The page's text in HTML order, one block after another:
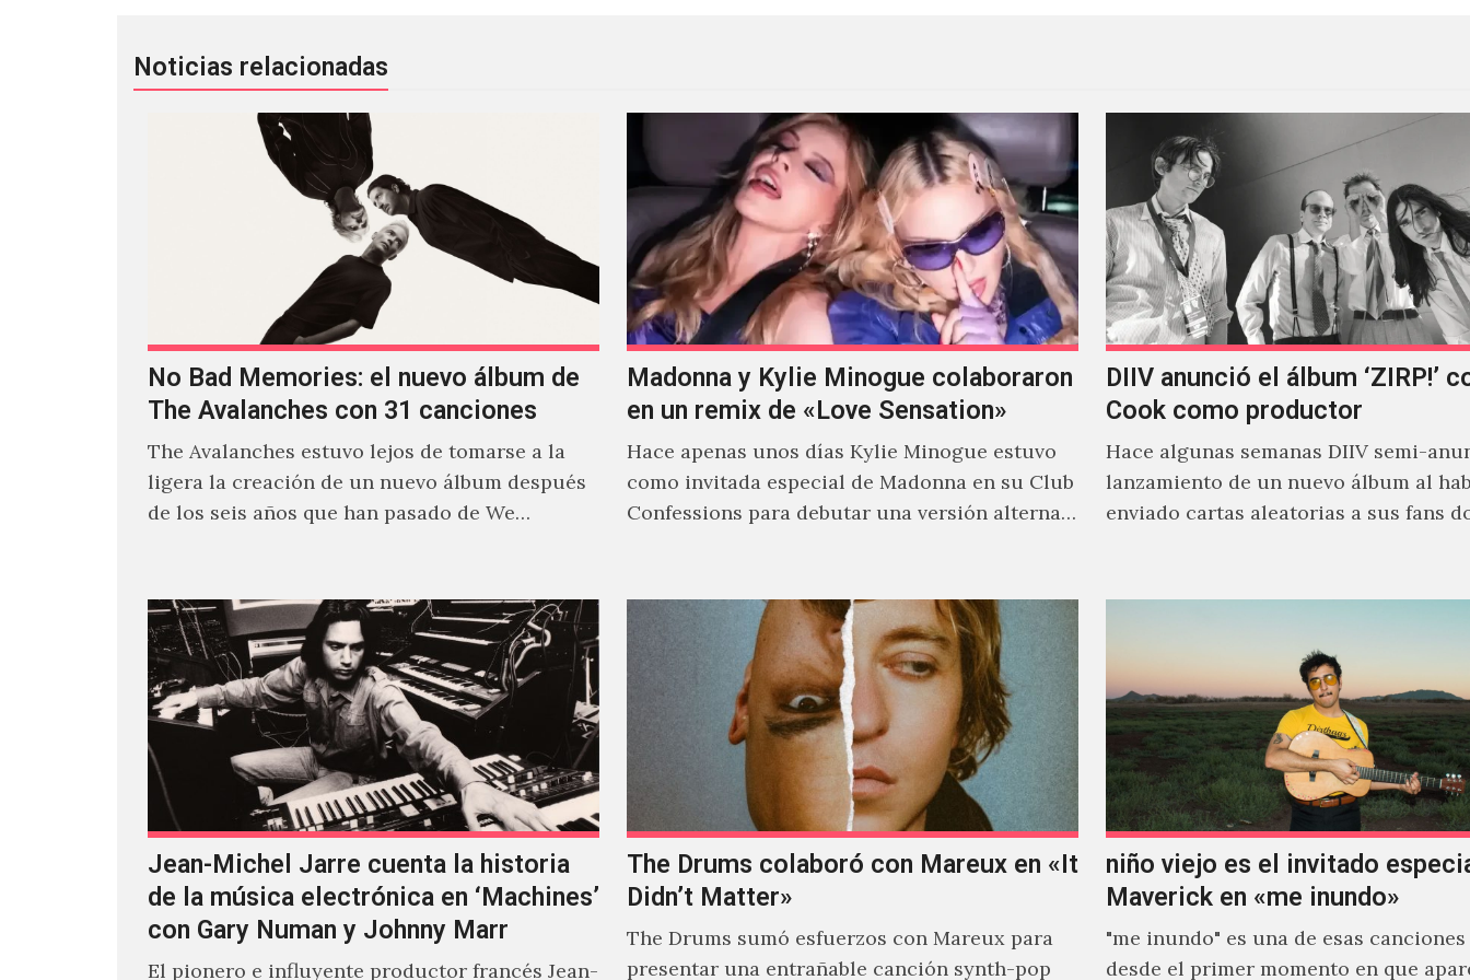
Noticias relacionadas
No Bad Memories: el nuevo álbum de
The Avalanches con 31 canciones
The Avalanches estuvo lejos de tomarse a la
ligera la creación de un nuevo álbum después
de los seis años que han pasado de We…
Madonna y Kylie Minogue colaboraron
en un remix de «Love Sensation»
Hace apenas unos días Kylie Minogue estuvo
como invitada especial de Madonna en su Club
Confessions para debutar una versión alterna
DIIV anunció el álbum ‘ZIRP!’
Cook como productor
Hace algunas semanas DIIV semi-
lanzamiento de un nuevo álbum al
enviado cartas aleatorias a sus fans
Jean-Michel Jarre cuenta la historia
de la música electrónica en ‘Machines’
con Gary Numan y Johnny Marr
El pionero e influyente productor francés Jean-
The Drums colaboró con Mareux en «It
Didn’t Matter»
The Drums sumó esfuerzos con Mareux para
presentar una entrañable canción synth-pop
niño viejo es el invitado
Maverick en «me inundo»
"me inundo" es una de esas canciones
desde el primer momento en que